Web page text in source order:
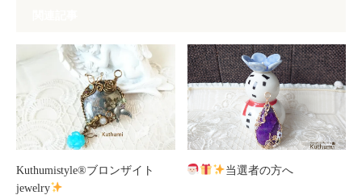
Kuthumistyle®️ブロンザイト
jewelry
当選者の方へ